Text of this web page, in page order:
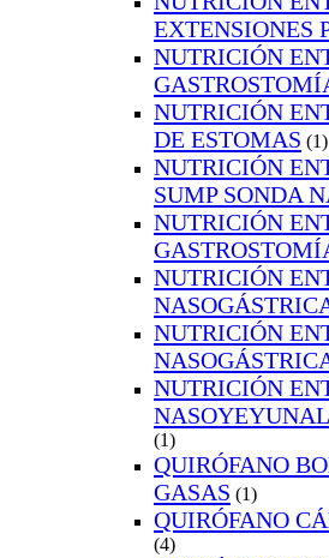
EXTENSIONES
NUTRICIÓN
NUTRICIÓN
DE ESTOMAS (1)
NUTRICIÓN
SUMP SONDA
NUTRICIÓN
NUTRICIÓN
NUTRICIÓN
NUTRICIÓN
(1)
QUIRÓFANO
GASAS (1)
QUIRÓFANO
(4)